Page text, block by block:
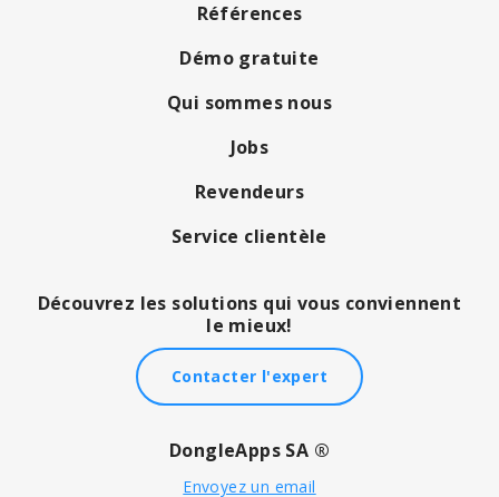
Références
Démo gratuite
Qui sommes nous
Jobs
Revendeurs
Service clientèle
Découvrez les solutions qui vous conviennent
le mieux!
Contacter l'expert
DongleApps SA ®
Envoyez un email